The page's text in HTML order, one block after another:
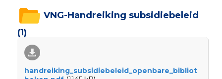
VNG-Handreiking subsidiebeleid
(1)
handreiking_subsidiebeleid_openbare_bibliot